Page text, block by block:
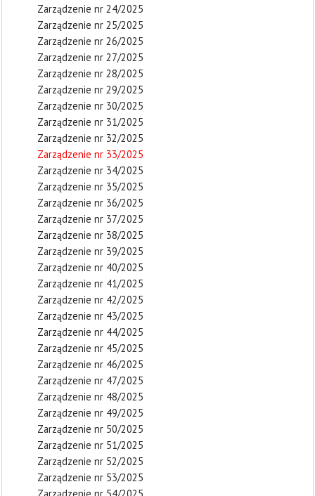
Zarządzenie nr 24/2025
Zarządzenie nr 25/2025
Zarządzenie nr 26/2025
Zarządzenie nr 27/2025
Zarządzenie nr 28/2025
Zarządzenie nr 29/2025
Zarządzenie nr 30/2025
Zarządzenie nr 31/2025
Zarządzenie nr 32/2025
Zarządzenie nr 33/2025
Zarządzenie nr 34/2025
Zarządzenie nr 35/2025
Zarządzenie nr 36/2025
Zarządzenie nr 37/2025
Zarządzenie nr 38/2025
Zarządzenie nr 39/2025
Zarządzenie nr 40/2025
Zarządzenie nr 41/2025
Zarządzenie nr 42/2025
Zarządzenie nr 43/2025
Zarządzenie nr 44/2025
Zarządzenie nr 45/2025
Zarządzenie nr 46/2025
Zarządzenie nr 47/2025
Zarządzenie nr 48/2025
Zarządzenie nr 49/2025
Zarządzenie nr 50/2025
Zarządzenie nr 51/2025
Zarządzenie nr 52/2025
Zarządzenie nr 53/2025